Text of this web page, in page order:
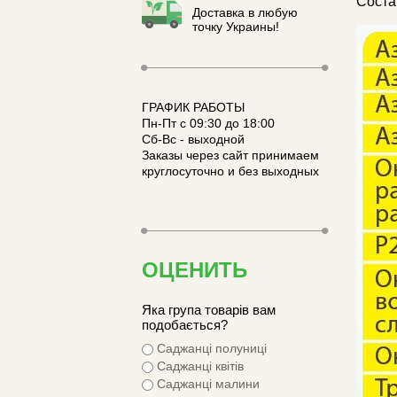
Доставка в любую
точку Украины!
ГРАФИК РАБОТЫ
Пн-Пт с 09:30 до 18:00
Сб-Вс - выходной
Заказы через сайт принимаем
круглосуточно и без выходных
ОЦЕНИТЬ
Яка група товарів вам
подобається?
Саджанці полуниці
Саджанці квітів
Саджанці малини